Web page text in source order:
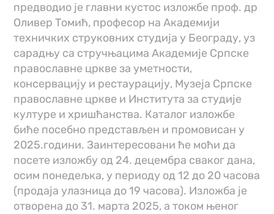
предводио је главни кустос изложбе проф. др
Оливер Томић, професор на Академији
техничких струковних студија у Београду, уз
сарадњу са стручњацима Академије Српске
православне цркве за уметности,
консервацију и рестаурацију, Музеја Српске
православне цркве и Института за студије
културе и хришћанства. Каталог изложбе
биће посебно представљен и промовисан у
2025.години. Заинтересовани ће моћи да
посете изложбу од 24. децембра сваког дана,
осим понедељка, у периоду од 12 до 20 часова
(продаја улазница до 19 часова). Изложба је
отворена до 31. марта 2025, а током њеног